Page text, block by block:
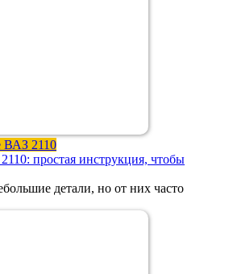
ВАЗ 2110
простая инструкция, чтобы
детали, но от них часто